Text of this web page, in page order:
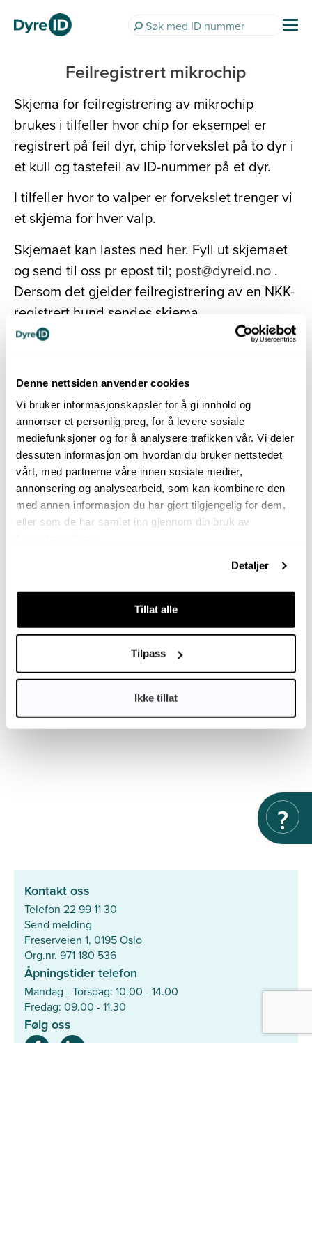
Denne nettsiden anvender cookies
Vi bruker informasjonskapsler for å gi innhold og
annonser et personlig preg, for å levere sosiale
mediefunksjoner og for å analysere trafikken vår. Vi deler
dessuten informasjon om hvordan du bruker nettstedet
vårt, med partnerne våre innen sosiale medier,
annonsering og analysearbeid, som kan kombinere den
med annen informasjon du har gjort tilgjengelig for dem,
eller som de har samlet inn gjennom din bruk av
Detaljer
Tillat alle
Tilpass
Ikke tillat
Feilregistrert mikrochip
Skjema for feilregistrering av mikrochip
brukes i tilfeller hvor chip for eksempel er
registrert på feil dyr, chip forvekslet på to dyr i
et kull og tastefeil av ID-nummer på et dyr.
I tilfeller hvor to valper er forvekslet trenger vi
et skjema for hver valp.
Skjemaet kan lastes ned her. Fyll ut skjemaet
og send til oss pr epost til; post@dyreid.no .
Dersom det gjelder feilregistrering av en NKK-
registrert hund sendes skjema
tilregistrering@nkk.no
. Når dette er endret
i DyreIDs register.
Skjema forFeilregistrert mikrochip.
Kontakt oss
Telefon 22 99 11 30
Send melding
Freserveien 1, 0195 Oslo
Org.nr. 971 180 536
Åpningstider telefon
Mandag - Torsdag: 10.00 - 14.00
Fredag: 09.00 - 11.30
Følg oss